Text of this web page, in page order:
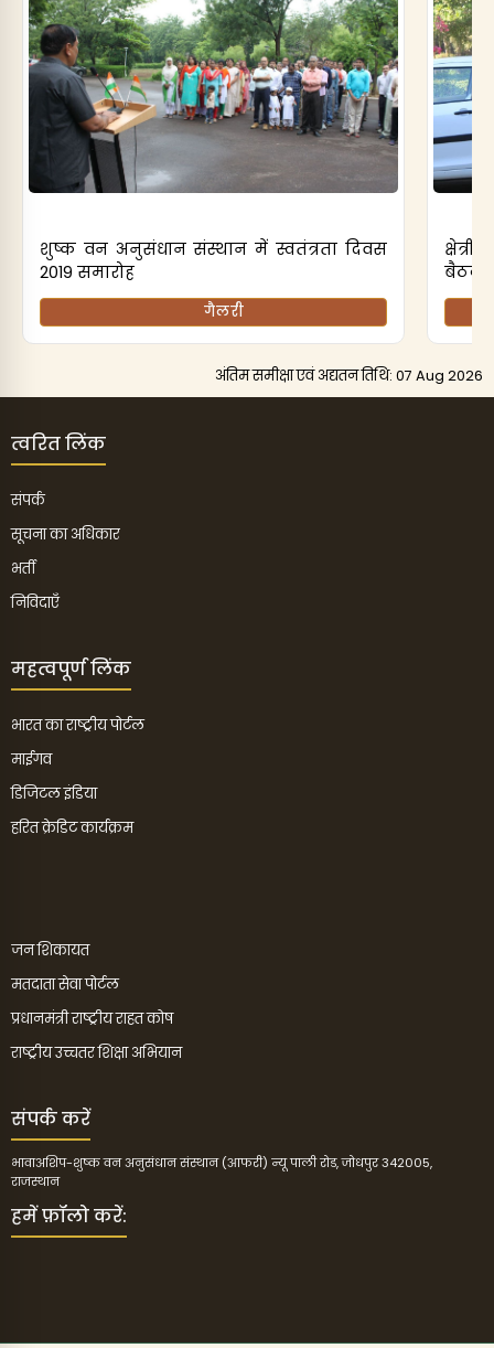
शुष्क वन अनुसंधान संस्थान में स्वतंत्रता दिवस
2019 समारोह
गैलरी
बैठक
अंतिम समीक्षा एवं अद्यतन तिथि: 07 Aug 2026
त्वरित लिंक
संपर्क
सूचना का अधिकार
भर्ती
निविदाएँ
महत्वपूर्ण लिंक
भारत का राष्ट्रीय पोर्टल
माईगव
डिजिटल इंडिया
हरित क्रेडिट कार्यक्रम
जन शिकायत
मतदाता सेवा पोर्टल
प्रधानमंत्री राष्ट्रीय राहत कोष
राष्ट्रीय उच्चतर शिक्षा अभियान
संपर्क करें
भावाअशिप-शुष्क वन अनुसंधान संस्थान (आफरी) न्यू पाली रोड, जोधपुर 342005,
राजस्थान
हमें फ़ॉलो करें: